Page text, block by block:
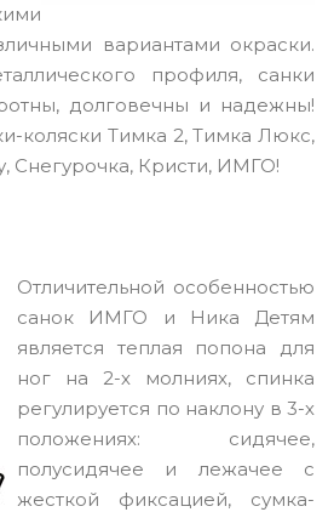
вариантами окраски.
профиля, санки
долговечны и надежны!
коляски Тимка 2, Тимка Люкс,
Снегурочка, Кристи, ИМГО!
Отличительной особенностью
санок ИМГО и Ника Детям
является теплая попона для
ног на 2-х молниях, спинка
регулируется по наклону в 3-х
положениях: сидячее,
полусидячее и лежачее с
жесткой фиксацией, сумка-